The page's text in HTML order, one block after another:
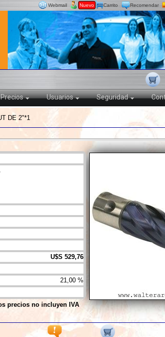
Recomendar
Nuevo Carrito
Webmail
Usuarios Seguridad
DE 2"*1
U$S 529,76
21,00 %
precios no incluyen IVA